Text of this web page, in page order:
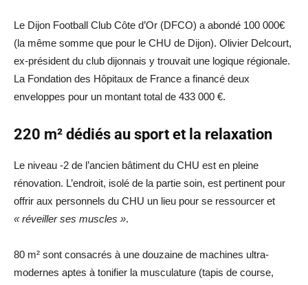
Le Dijon Football Club Côte d’Or (DFCO) a abondé 100 000€
(la même somme que pour le CHU de Dijon). Olivier Delcourt,
ex-président du club dijonnais y trouvait une logique régionale.
La Fondation des Hôpitaux de France a financé deux
enveloppes pour un montant total de 433 000 €.
220 m² dédiés au sport et la relaxation
Le niveau -2 de l’ancien bâtiment du CHU est en pleine
rénovation. L’endroit, isolé de la partie soin, est pertinent pour
offrir aux personnels du CHU un lieu pour se ressourcer et
« réveiller ses muscles ».
80 m² sont consacrés à une douzaine de machines ultra-
modernes aptes à tonifier la musculature (tapis de course,